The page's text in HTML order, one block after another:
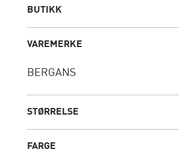
BUTIKK
VAREMERKE
BERGANS
STØRRELSE
FARGE